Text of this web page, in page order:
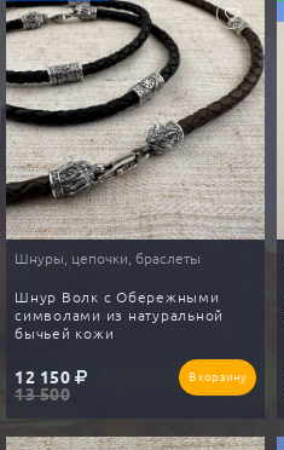
Шнуры, цепочки, браслеты
Шнур Волк с Обережными
символами из натуральной
бычьей кожи
12 150
13 500
В корзину